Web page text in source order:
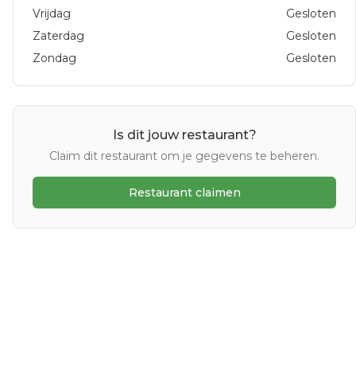
Vrijdag
Gesloten
Zaterdag
Gesloten
Zondag
Gesloten
Is dit jouw restaurant?
Claim dit restaurant om je gegevens te beheren.
Restaurant claimen